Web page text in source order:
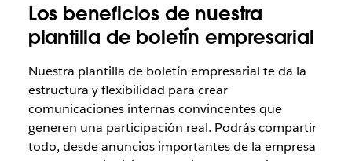
Los beneficios de nuestra
plantilla de boletín empresarial
Nuestra plantilla de boletín empresarial te da la
estructura y flexibilidad para crear
comunicaciones internas convincentes que
generen una participación real. Podrás compartir
todo, desde anuncios importantes de la empresa